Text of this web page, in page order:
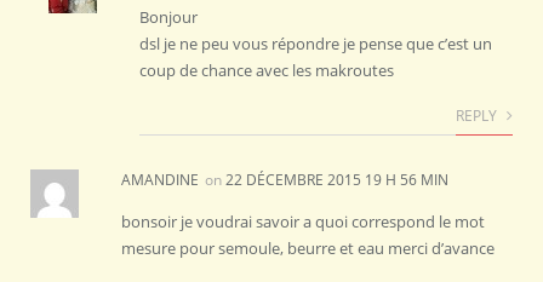
Bonjour
dsl je ne peu vous répondre je pense que c’est un
coup de chance avec les makroutes
REPLY
AMANDINE on22 DÉCEMBRE 2015 19 H 56 MIN
bonsoir je voudrai savoir a quoi correspond le mot
mesure pour semoule, beurre et eau merci d’avance